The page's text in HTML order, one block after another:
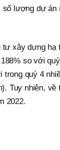
lượng dự
xây dựng
so với
quý 4
Tuy nhiên,
2022.